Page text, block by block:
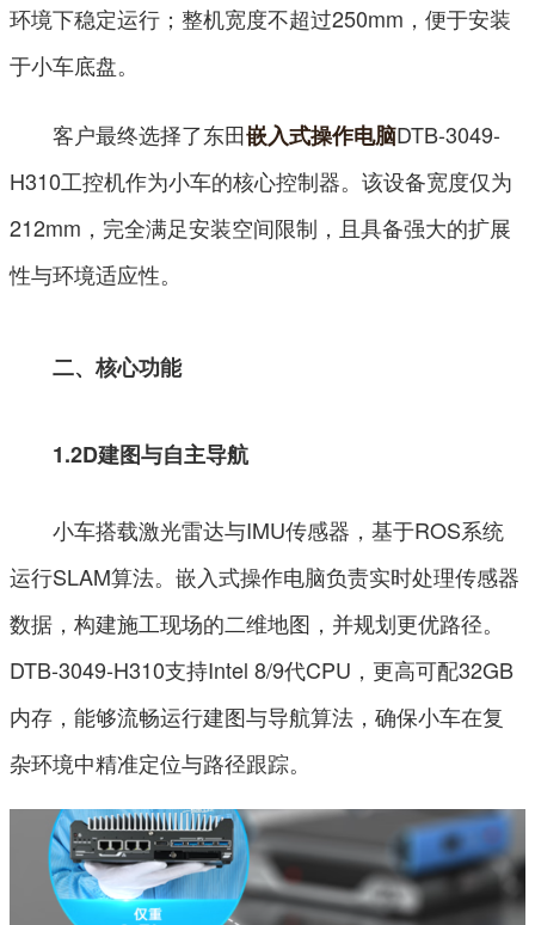
环境下稳定运行；整机宽度不超过250mm，便于安装
于小车底盘。
客户最终选择了东田嵌入式操作电脑DTB-3049-
H310工控机作为小车的核心控制器。该设备宽度仅为
212mm，完全满足安装空间限制，且具备强大的扩展
性与环境适应性。
二、核心功能
1.2D建图与自主导航
小车搭载激光雷达与IMU传感器，基于ROS系统
运行SLAM算法。嵌入式操作电脑负责实时处理传感器
数据，构建施工现场的二维地图，并规划更优路径。
DTB-3049-H310支持Intel 8/9代CPU，更高可配32GB
内存，能够流畅运行建图与导航算法，确保小车在复
杂环境中精准定位与路径跟踪。